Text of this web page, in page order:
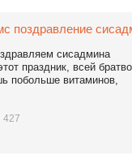
поздравление
сисадмина
праздник, всей
побольше витаминов,
427